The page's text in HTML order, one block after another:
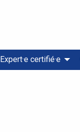
Expert·e certifié·e